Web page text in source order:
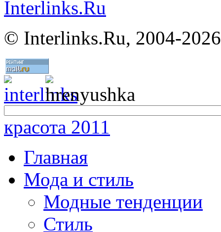
© Interlinks.Ru, 2004-2026
красота 2011
Главная
Мода и стиль
Модные тенденции
Стиль